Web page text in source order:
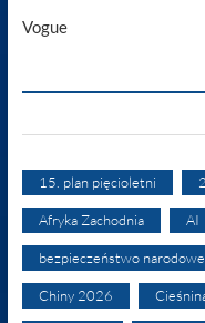
Vogue
15. plan pięcioletni
Afryka Zachodnia AI
bezpieczeństwo narodowe
Chiny 2026